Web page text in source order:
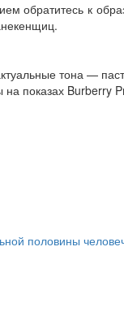
обратитесь к
тона —
показах Burberry
половины